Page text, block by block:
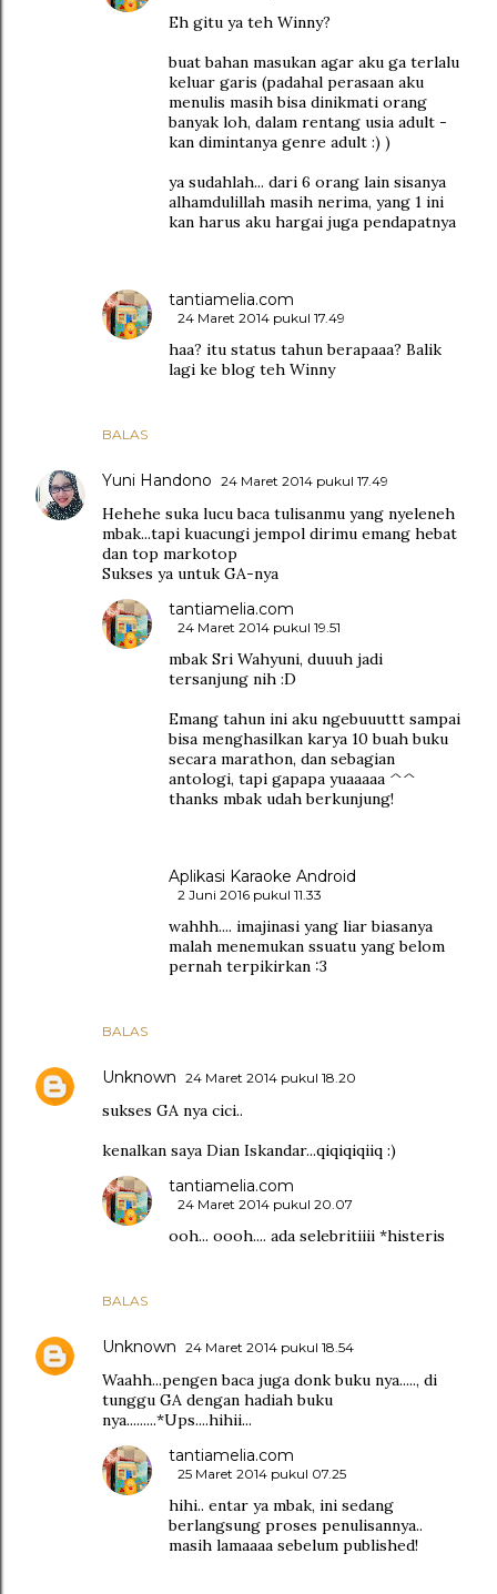
BALAS
Eh gitu ya teh Winny?
buat bahan masukan agar aku ga terlalu
keluar garis (padahal perasaan aku
menulis masih bisa dinikmati orang
banyak loh, dalam rentang usia adult -
kan dimintanya genre adult :) )
ya sudahlah... dari 6 orang lain sisanya
alhamdulillah masih nerima, yang 1 ini
kan harus aku hargai juga pendapatnya
tantiamelia.com
24 Maret 2014 pukul 17.49
haa? itu status tahun berapaaa? Balik
lagi ke blog teh Winny
Yuni Handono 24 Maret 2014 pukul 17.49
Hehehe suka lucu baca tulisanmu yang nyeleneh
mbak...tapi kuacungi jempol dirimu emang hebat
dan top markotop
Sukses ya untuk GA-nya
BALAS
tantiamelia.com
24 Maret 2014 pukul 19.51
mbak Sri Wahyuni, duuuh jadi
tersanjung nih :D
Emang tahun ini aku ngebuuuttt sampai
bisa menghasilkan karya 10 buah buku
secara marathon, dan sebagian
antologi, tapi gapapa yuaaaaa ^^
thanks mbak udah berkunjung!
Aplikasi Karaoke Android
2 Juni 2016 pukul 11.33
wahhh.... imajinasi yang liar biasanya
malah menemukan ssuatu yang belom
pernah terpikirkan :3
Unknown 24 Maret 2014 pukul 18.20
sukses GA nya cici..
kenalkan saya Dian Iskandar...qiqiqiqiiq :)
BALAS
tantiamelia.com
24 Maret 2014 pukul 20.07
ooh... oooh.... ada selebritiiii *histeris
Unknown 24 Maret 2014 pukul 18.54
Waahh...pengen baca juga donk buku nya....., di
tunggu GA dengan hadiah buku
nya.........*Ups....hihii...
tantiamelia.com
25 Maret 2014 pukul 07.25
hihi.. entar ya mbak, ini sedang
berlangsung proses penulisannya..
masih lamaaaa sebelum published!